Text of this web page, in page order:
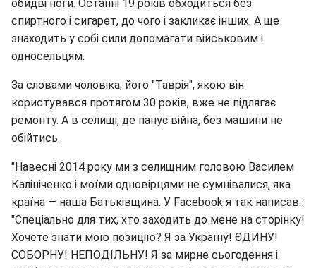
обидві ноги. Останні 19 років обходиться без
спиртного і сигарет, до чого і закликає інших. А ще
знаходить у собі сили допомагати військовим і
односельцям.
За словами чоловіка, його "Таврія", якою він
користувався протягом 30 років, вже не підлягає
ремонту. А в селищі, де панує війна, без машини не
обійтись.
"Навесні 2014 року ми з селищним головою Василем
Калініченко і моїми одновірцями не сумнівалися, яка
країна — наша Батьківщина. У Facebook я так написав:
"Спеціально для тих, хто заходить до мене на сторінку!
Хочете знати мою позицію? Я за Україну! ЄДИНУ!
СОБОРНУ! НЕПОДІЛЬНУ! Я за мирне сьогодення і